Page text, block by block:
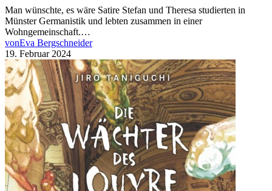
Man wünschte, es wäre Satire Stefan und Theresa studierten in
Münster Germanistik und lebten zusammen in einer
Wohngemeinschaft.…
vonEva Bergschneider
19. Februar 2024